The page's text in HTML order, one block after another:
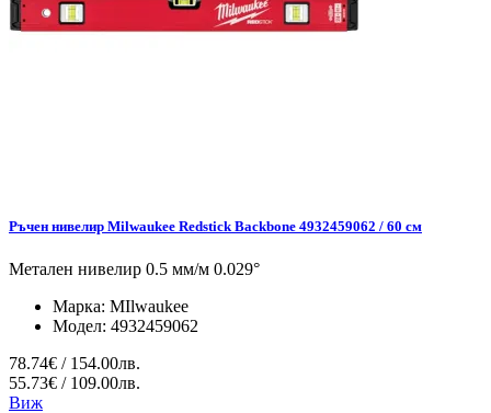
Ръчен нивелир Milwaukee Redstick Backbone 4932459062 / 60 см
Метален нивелир 0.5 мм/м 0.029°
Марка: MIlwaukee
Модел: 4932459062
78.74€ / 154.00лв.
55.73€ / 109.00лв.
Виж